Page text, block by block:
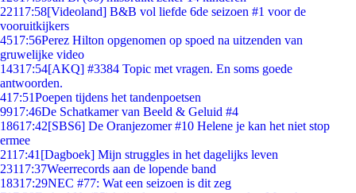
22117:58[Videoland] B&B vol liefde 6de seizoen #1 voor de
vooruitkijkers
4517:56Perez Hilton opgenomen op spoed na uitzenden van
gruwelijke video
14317:54[AKQ] #3384 Topic met vragen. En soms goede
antwoorden.
417:51Poepen tijdens het tandenpoetsen
9917:46De Schatkamer van Beeld & Geluid #4
18617:42[SBS6] De Oranjezomer #10 Helene je kan het niet stop
ermee
2117:41 [Dagboek] Mijn struggles in het dagelijks leven
23117:37Weerrecords aan de lopende band
18317:29NEC #77: Wat een seizoen is dit zeg